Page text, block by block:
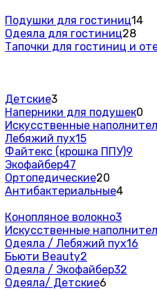
Подушки для гостиниц14
Одеяла для гостиниц28
Тапочки для гостиниц и
Детские3
Наперники для подушек0
Искусственные
Лебяжий пух15
Файтекс (крошка ППУ)9
Экофайбер47
Ортопедические20
Антибактериальные4
Конопляное волокно3
Искусственные
Одеяла / Лебяжий пух16
Бьюти Beauty2
Одеяла / Экофайбер32
Одеяла/ Детские6